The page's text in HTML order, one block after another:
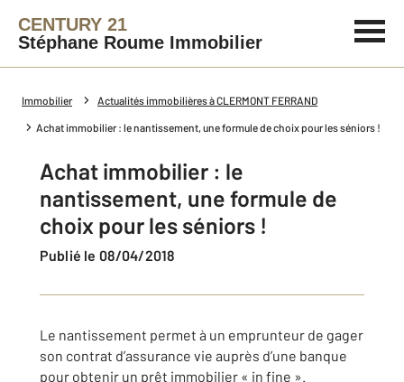
CENTURY 21
Stéphane Roume Immobilier
Immobilier Actualités immobilières à CLERMONT FERRAND
Achat immobilier : le nantissement, une formule de choix pour les séniors !
Achat immobilier : le
nantissement, une formule de
choix pour les séniors !
Publié le 08/04/2018
Le nantissement permet à un emprunteur de gager
son contrat d’assurance vie auprès d’une banque
pour obtenir un prêt immobilier « in fine ».